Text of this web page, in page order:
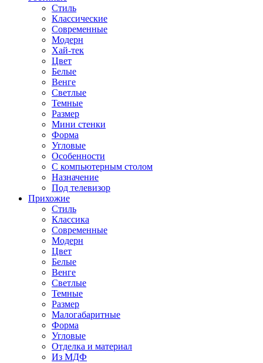
Стиль
Классические
Современные
Модерн
Хай-тек
Цвет
Белые
Венге
Светлые
Темные
Размер
Мини стенки
Форма
Угловые
Особенности
С компьютерным столом
Назначение
Под телевизор
Прихожие
Стиль
Классика
Современные
Модерн
Цвет
Белые
Венге
Светлые
Темные
Размер
Малогабаритные
Форма
Угловые
Отделка и материал
Из МДФ